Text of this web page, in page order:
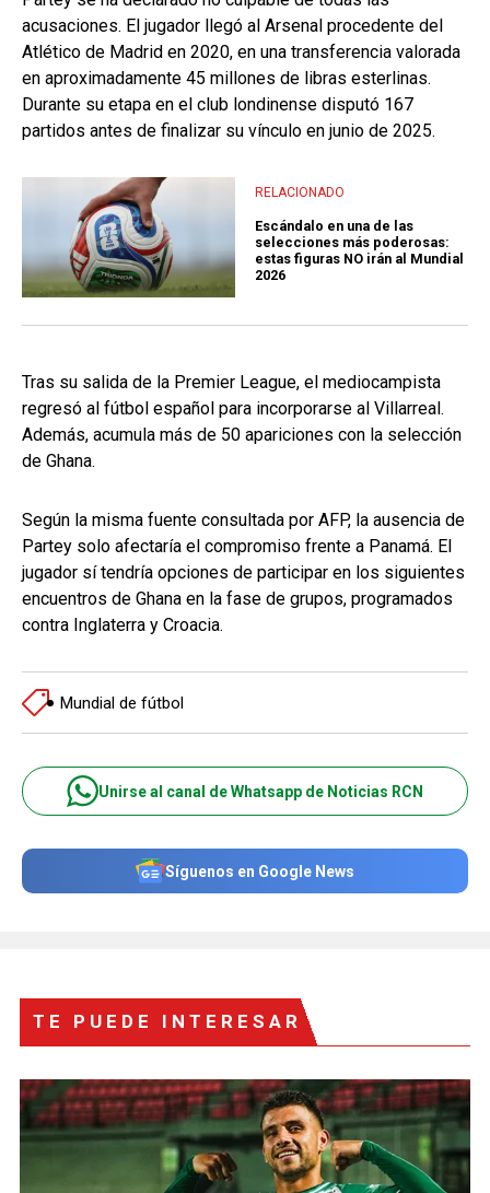
acusaciones. El jugador llegó al Arsenal procedente del
Atlético de Madrid en 2020, en una transferencia valorada
en aproximadamente 45 millones de libras esterlinas.
Durante su etapa en el club londinense disputó 167
partidos antes de finalizar su vínculo en junio de 2025.
RELACIONADO
Escándalo en una de las
selecciones más poderosas:
estas figuras NO irán al Mundial
2026
Tras su salida de la Premier League, el mediocampista
regresó al fútbol español para incorporarse al Villarreal.
Además, acumula más de 50 apariciones con la selección
de Ghana.
Según la misma fuente consultada por AFP, la ausencia de
Partey solo afectaría el compromiso frente a Panamá. El
jugador sí tendría opciones de participar en los siguientes
encuentros de Ghana en la fase de grupos, programados
contra Inglaterra y Croacia.
Mundial de fútbol
Unirse al canal de Whatsapp de Noticias RCN
Síguenos en Google News
TE PUEDE INTERESAR